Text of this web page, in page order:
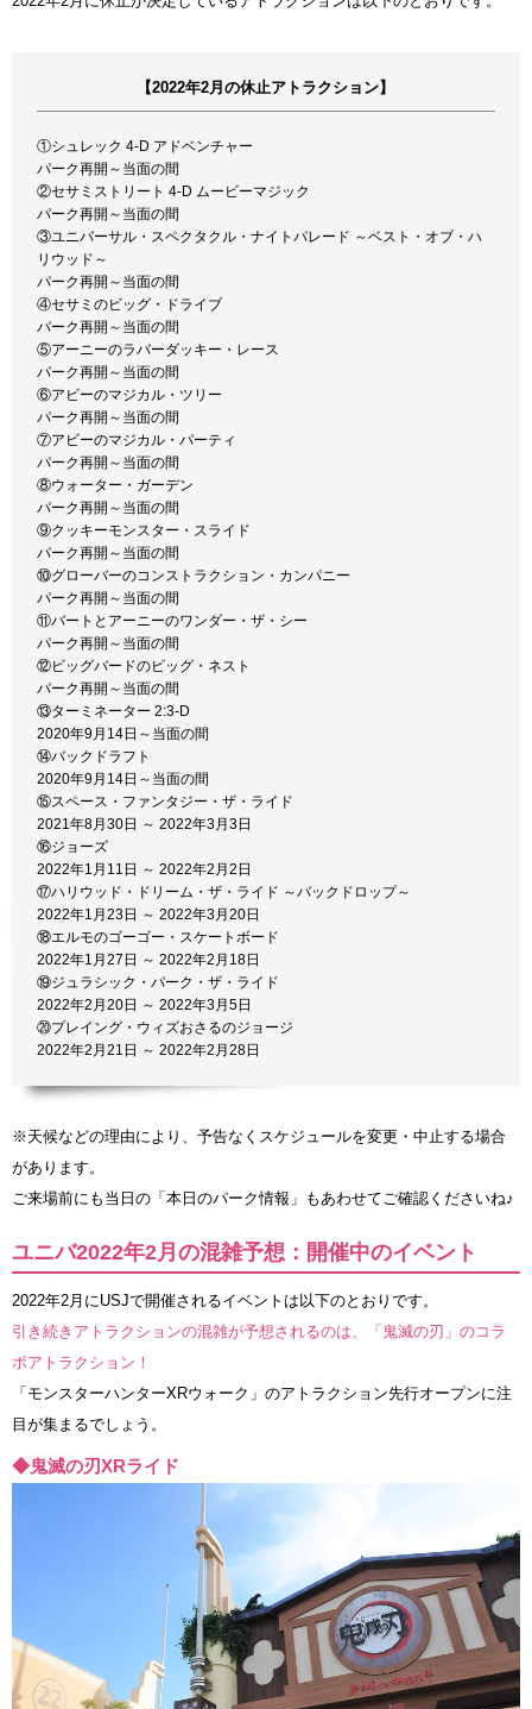
【2022年2月の休止アトラクション】
①シュレック 4-D アドベンチャー
パーク再開～当面の間
②セサミストリート 4-D ムービーマジック
パーク再開～当面の間
③ユニバーサル・スペクタクル・ナイトパレード ～ベスト・オブ・ハ
リウッド～
パーク再開～当面の間
④セサミのビッグ・ドライブ
パーク再開～当面の間
⑤アーニーのラバーダッキー・レース
パーク再開～当面の間
⑥アビーのマジカル・ツリー
パーク再開～当面の間
⑦アビーのマジカル・パーティ
パーク再開～当面の間
⑧ウォーター・ガーデン
パーク再開～当面の間
⑨クッキーモンスター・スライド
パーク再開～当面の間
⑩グローバーのコンストラクション・カンパニー
パーク再開～当面の間
⑪バートとアーニーのワンダー・ザ・シー
パーク再開～当面の間
⑫ビッグバードのビッグ・ネスト
パーク再開～当面の間
⑬ターミネーター 2:3-D
2020年9月14日～当面の間
⑭バックドラフト
2020年9月14日～当面の間
⑮スペース・ファンタジー・ザ・ライド
2021年8月30日 ～ 2022年3月3日
⑯ジョーズ
2022年1月11日 ～ 2022年2月2日
⑰ハリウッド・ドリーム・ザ・ライド ～バックドロップ～
2022年1月23日 ～ 2022年3月20日
⑱エルモのゴーゴー・スケートボード
2022年1月27日 ～ 2022年2月18日
⑲ジュラシック・パーク・ザ・ライド
2022年2月20日 ～ 2022年3月5日
⑳プレイング・ウィズおさるのジョージ
2022年2月21日 ～ 2022年2月28日
※天候などの理由により、予告なくスケジュールを変更・中止する場合
があります。
ご来場前にも当日の「本日のパーク情報」もあわせてご確認くださいね♪
ユニバ2022年2月の混雑予想：開催中のイベント
2022年2月にUSJで開催されるイベントは以下のとおりです。
引き続きアトラクションの混雑が予想されるのは、「鬼滅の刃」のコラ
ボアトラクション！
「モンスターハンターXRウォーク」のアトラクション先行オープンに注
目が集まるでしょう。
◆鬼滅の刃XRライド